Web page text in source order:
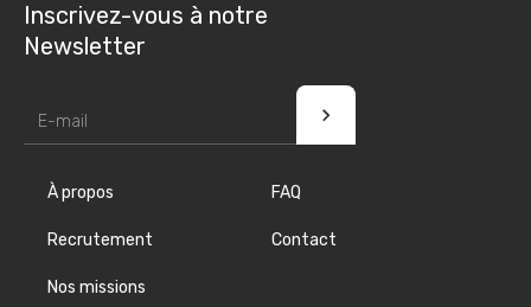
Inscrivez-vous à notre
Newsletter
À propos
Recrutement
Nos missions
FAQ
Contact